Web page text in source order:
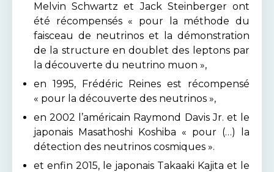
Melvin Schwartz et Jack Steinberger ont
été récompensés « pour la méthode du
faisceau de neutrinos et la démonstration
de la structure en doublet des leptons par
la découverte du neutrino muon »,
en 1995, Frédéric Reines est récompensé
« pour la découverte des neutrinos »,
en 2002 l’américain Raymond Davis Jr. et le
japonais Masathoshi Koshiba « pour (…) la
détection des neutrinos cosmiques ».
et enfin 2015, le japonais Takaaki Kajita et le